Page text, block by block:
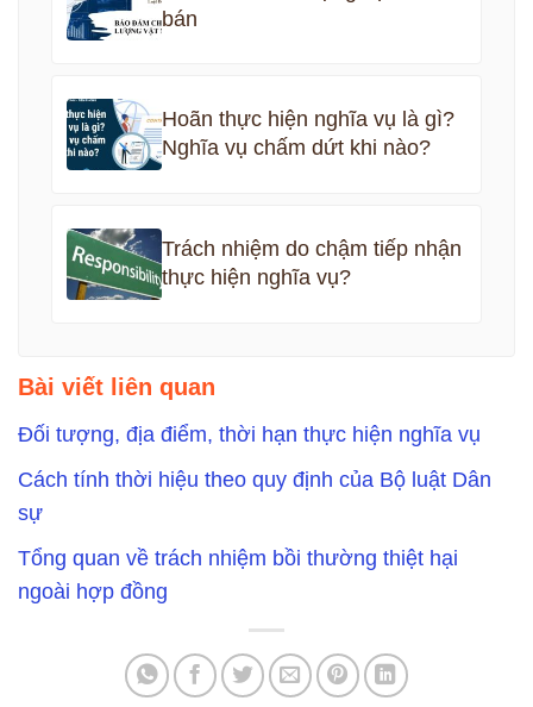
bán
Hoãn thực hiện nghĩa vụ là gì?
Nghĩa vụ chấm dứt khi nào?
Trách nhiệm do chậm tiếp nhận
thực hiện nghĩa vụ?
Bài viết liên quan
Đối tượng, địa điểm, thời hạn thực hiện nghĩa vụ
Cách tính thời hiệu theo quy định của Bộ luật Dân
sự
Tổng quan về trách nhiệm bồi thường thiệt hại
ngoài hợp đồng